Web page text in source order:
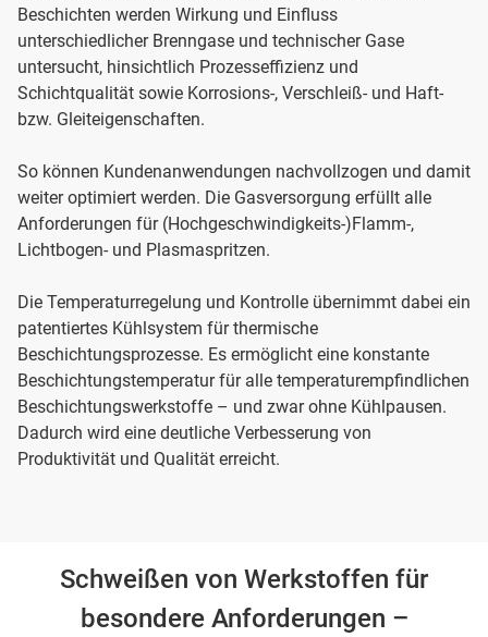
Beschichten werden Wirkung und Einfluss
unterschiedlicher Brenngase und technischer Gase
untersucht, hinsichtlich Prozesseffizienz und
Schichtqualität sowie Korrosions-, Verschleiß- und Haft-
bzw. Gleiteigenschaften.
So können Kundenanwendungen nachvollzogen und damit
weiter optimiert werden. Die Gasversorgung erfüllt alle
Anforderungen für (Hochgeschwindigkeits-)Flamm-,
Lichtbogen- und Plasmaspritzen.
Die Temperaturregelung und Kontrolle übernimmt dabei ein
patentiertes Kühlsystem für thermische
Beschichtungsprozesse. Es ermöglicht eine konstante
Beschichtungstemperatur für alle temperaturempfindlichen
Beschichtungswerkstoffe – und zwar ohne Kühlpausen.
Dadurch wird eine deutliche Verbesserung von
Produktivität und Qualität erreicht.
Schweißen von Werkstoffen für
besondere Anforderungen –